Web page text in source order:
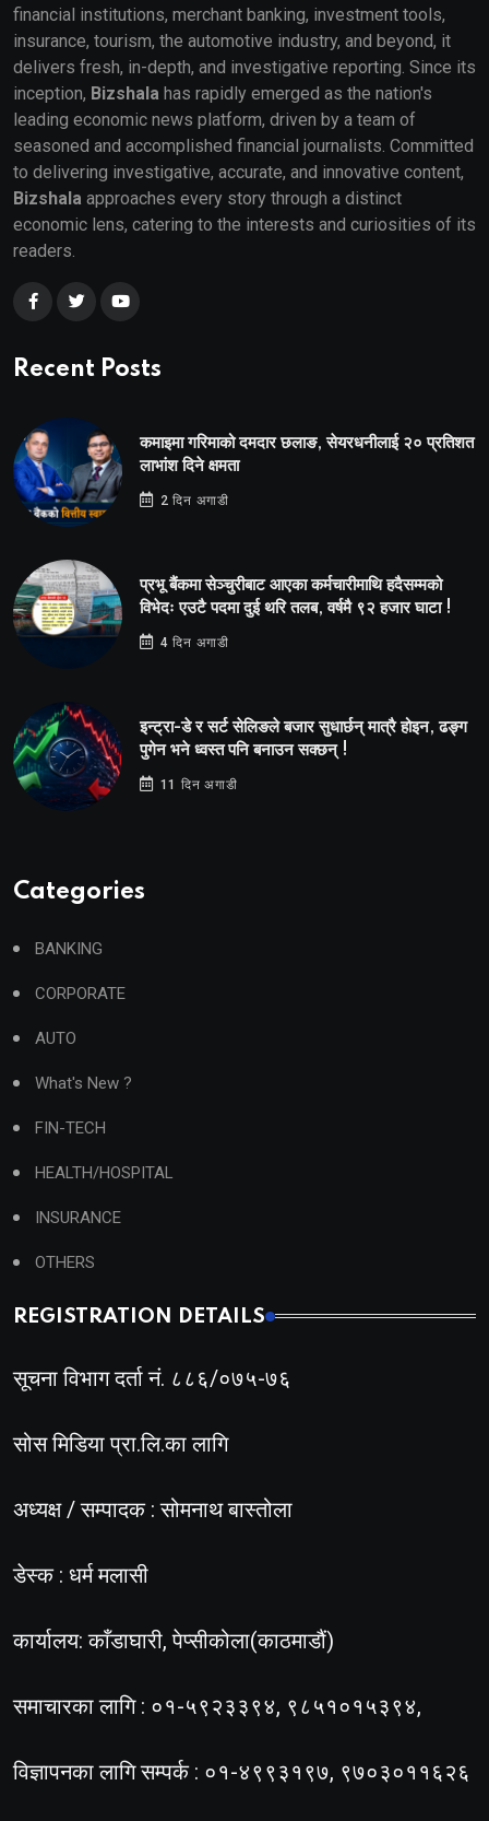
financial institutions, merchant banking, investment tools,
insurance, tourism, the automotive industry, and beyond, it
delivers fresh, in-depth, and investigative reporting. Since its
inception, Bizshala has rapidly emerged as the nation's
leading economic news platform, driven by a team of
seasoned and accomplished financial journalists. Committed
to delivering investigative, accurate, and innovative content,
Bizshala approaches every story through a distinct
economic lens, catering to the interests and curiosities of its
readers.
Recent Posts
कमाइमा गरिमाको दमदार छलाङ, सेयरधनीलाई २० प्रतिशत
लाभांश दिने क्षमता
2 दिन अगाडी
प्रभू बैंकमा सेञ्चुरीबाट आएका कर्मचारीमाथि हदैसम्मको
विभेदः एउटै पदमा दुई थरि तलब, वर्षमै ९२ हजार घाटा !
4 दिन अगाडी
इन्ट्रा-डे र सर्ट सेलिङले बजार सुधार्छन् मात्रै होइन, ढङ्ग
पुगेन भने ध्वस्त पनि बनाउन सक्छन् !
11 दिन अगाडी
Categories
BANKING
CORPORATE
AUTO
What's New ?
FIN-TECH
HEALTH/HOSPITAL
INSURANCE
OTHERS
REGISTRATION DETAILS
सूचना विभाग दर्ता नं. ८८६/०७५-७६
सोस मिडिया प्रा.लि.का लागि
अध्यक्ष / सम्पादक : सोमनाथ बास्तोला
डेस्क : धर्म मलासी
कार्यालय: काँडाघारी, पेप्सीकोला(काठमाडौं)
समाचारका लागि : ०१-५९२३३९४, ९८५१०१५३९४,
विज्ञापनका लागि सम्पर्क : ०१-४९९३१९७, ९७०३०११६२६